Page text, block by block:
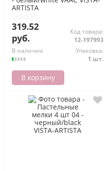
ARTISTA
319.52
руб.
Код товара:
12-197993
В наличии
Упаковка:
1 шт.
В корзину